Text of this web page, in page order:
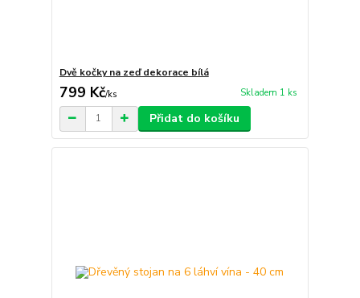
Dvě kočky na zeď dekorace bílá
799 Kč/ks Skladem 1 ks
Přidat do košíku